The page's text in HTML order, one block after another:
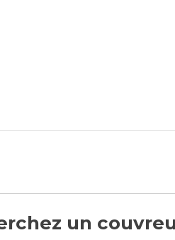
un